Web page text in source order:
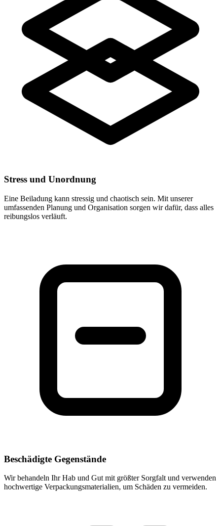
Stress und Unordnung
Eine Beiladung kann stressig und chaotisch sein. Mit unserer
umfassenden Planung und Organisation sorgen wir dafür, dass alles
reibungslos verläuft.
Beschädigte Gegenstände
Wir behandeln Ihr Hab und Gut mit größter Sorgfalt und verwenden
hochwertige Verpackungsmaterialien, um Schäden zu vermeiden.